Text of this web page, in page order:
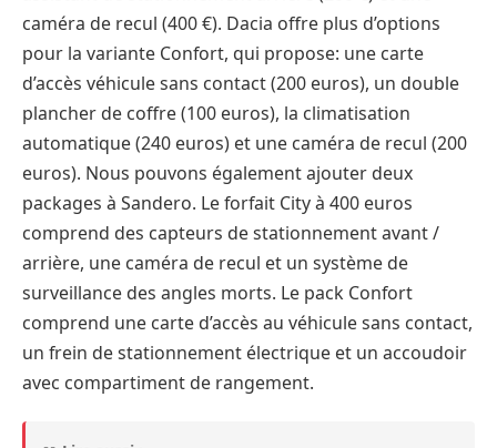
caméra de recul (400 €). Dacia offre plus d’options
pour la variante Confort, qui propose: une carte
d’accès véhicule sans contact (200 euros), un double
plancher de coffre (100 euros), la climatisation
automatique (240 euros) et une caméra de recul (200
euros). Nous pouvons également ajouter deux
packages à Sandero. Le forfait City à 400 euros
comprend des capteurs de stationnement avant /
arrière, une caméra de recul et un système de
surveillance des angles morts. Le pack Confort
comprend une carte d’accès au véhicule sans contact,
un frein de stationnement électrique et un accoudoir
avec compartiment de rangement.